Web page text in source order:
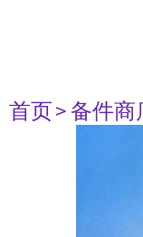
首页> 备件商